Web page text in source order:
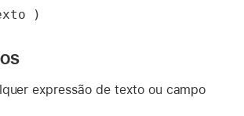
)
expressão de texto ou campo